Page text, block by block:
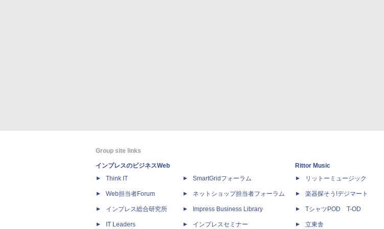
Group site links
インプレスのビジネスWeb
Think IT
Web担当者Forum
インプレス総合研究所
IT Leaders
SmartGridフォーラム
ネットショップ担当者フォーラム
Impress Business Library
インプレスセミナー
Rittor Music
リットーミュージック
楽器探そう!デジマート
TシャツPOD T-OD
立東舎